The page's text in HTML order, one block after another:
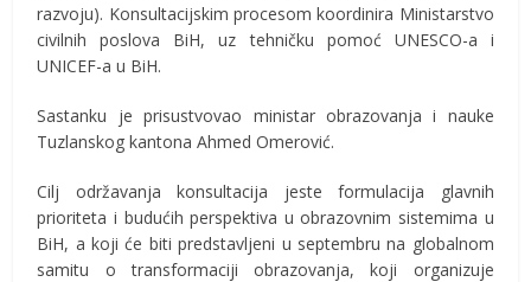
razvoju). Konsultacijskim procesom koordinira Ministarstvo
civilnih poslova BiH, uz tehničku pomoć UNESCO-a i
UNICEF-a u BiH.
Sastanku je prisustvovao ministar obrazovanja i nauke
Tuzlanskog kantona Ahmed Omerović.
Cilj održavanja konsultacija jeste formulacija glavnih
prioriteta i budućih perspektiva u obrazovnim sistemima u
BiH, a koji će biti predstavljeni u septembru na globalnom
samitu o transformaciji obrazovanja, koji organizuje